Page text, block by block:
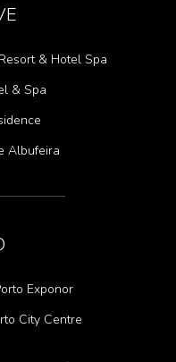
& Hotel Spa
& Spa
Albufeira
Exponor
City Centre